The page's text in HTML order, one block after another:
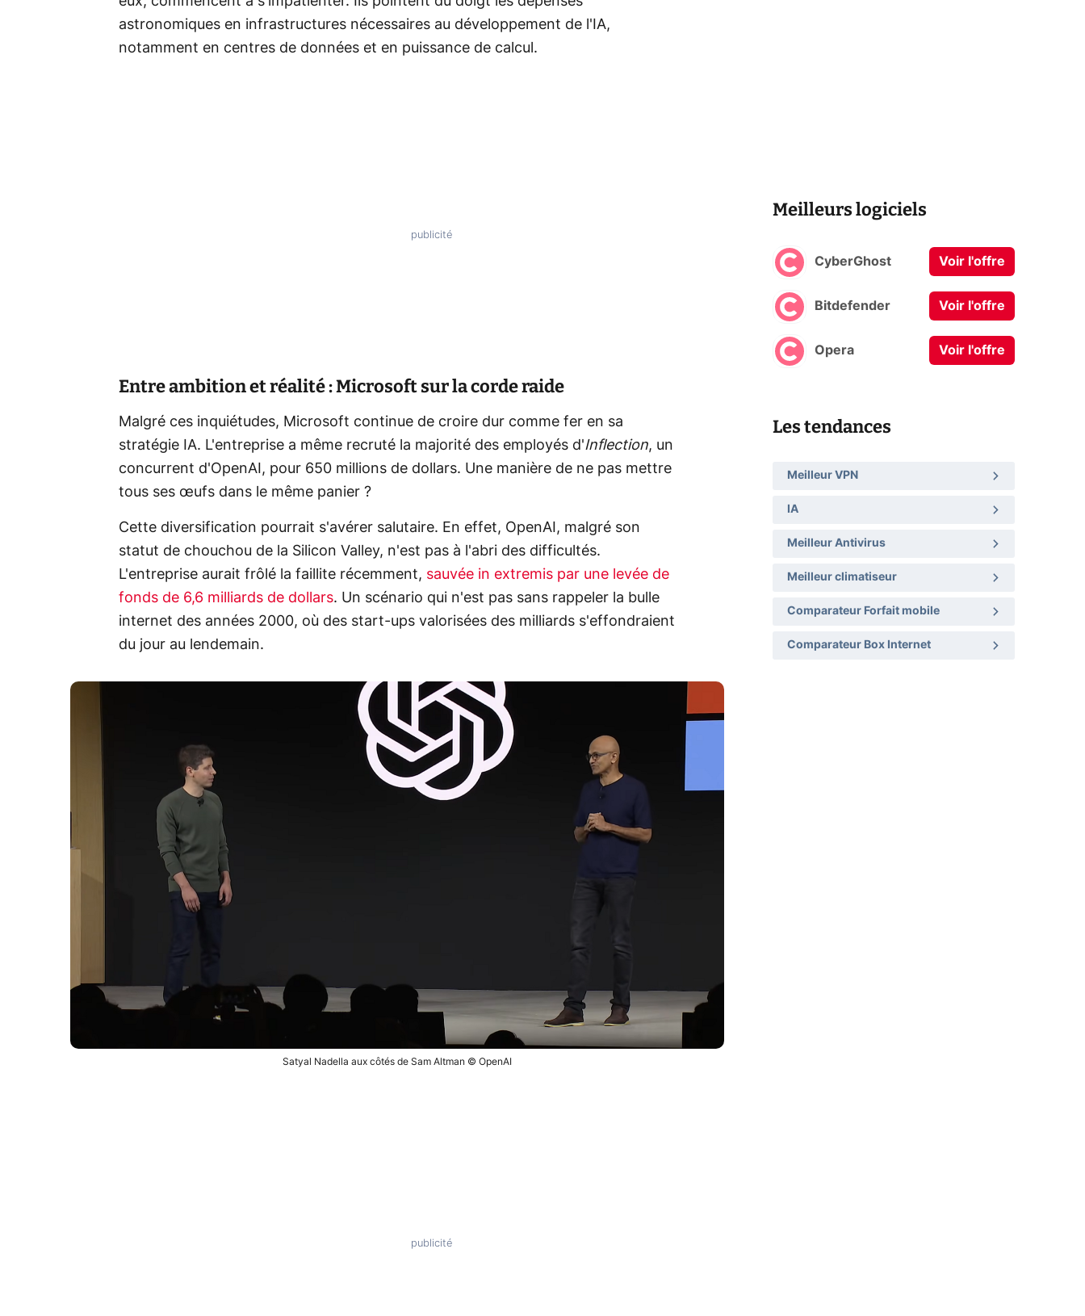
astronomiques en infrastructures nécessaires au développement de l'IA,
notamment en centres de données et en puissance de calcul.
Entre ambition et réalité : Microsoft sur la corde raide
Malgré ces inquiétudes, Microsoft continue de croire dur comme fer en sa
stratégie IA. L'entreprise a même recruté la majorité des employés d'Inflection, un
concurrent d'OpenAI, pour 650 millions de dollars. Une manière de ne pas mettre
tous ses œufs dans le même panier ?
Cette diversification pourrait s'avérer salutaire. En effet, OpenAI, malgré son
statut de chouchou de la Silicon Valley, n'est pas à l'abri des difficultés.
L'entreprise aurait frôlé la faillite récemment, sauvée in extremis par une levée de
fonds de 6,6 milliards de dollars. Un scénario qui n'est pas sans rappeler la bulle
internet des années 2000, où des start-ups valorisées des milliards s'effondraient
du jour au lendemain.
Satyal Nadella aux côtés de Sam Altman © OpenAI
Meilleurs logiciels
CyberGhost Voir l'offre
Bitdefender Voir l'offre
Opera Voir l'offre
Les tendances
Meilleur VPN
IA
Meilleur Antivirus
Meilleur climatiseur
Comparateur Forfait mobile
Comparateur Box Internet